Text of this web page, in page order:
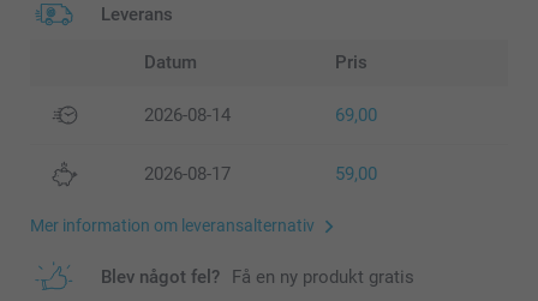
Leverans
Datum Pris
2026-08-14 69,00
2026-08-17 59,00
Mer information om leveransalternativ
Blev något fel? Få en ny produkt gratis